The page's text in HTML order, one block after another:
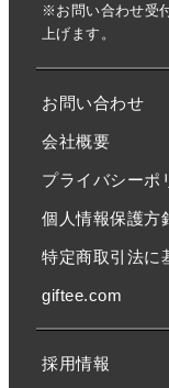
※お問い合わせ受
上げます。
お問い合わせ
会社概要
プライバシーポ
個人情報保護方
特定商取引法に
giftee.com
採用情報